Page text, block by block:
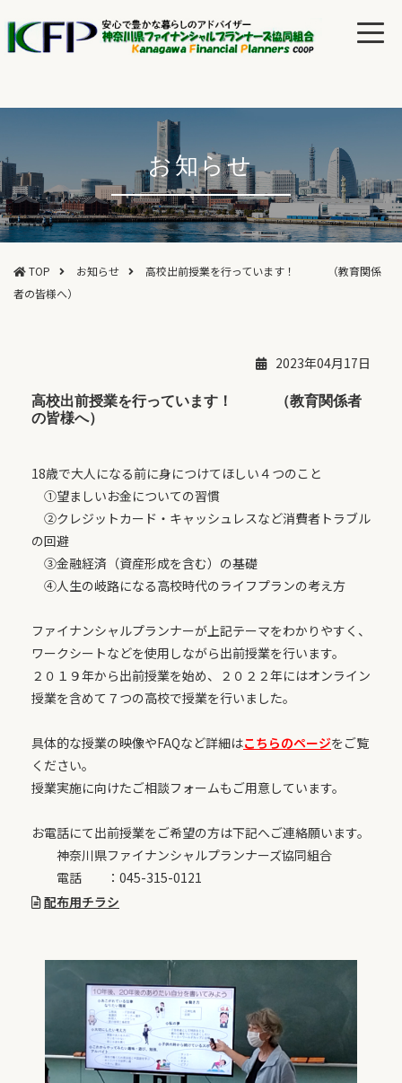
お知らせ
TOP お知らせ
高校出前授業を行っています！ （教育関係
者の皆様へ）
2023年04月17日
高校出前授業を行っています！ （教育関係者
の皆様へ）
18歳で大人になる前に身につけてほしい４つのこと
①望ましいお金についての習慣
②クレジットカード・キャッシュレスなど消費者トラブル
の回避
③金融経済（資産形成を含む）の基礎
④人生の岐路になる高校時代のライフプランの考え方
ファイナンシャルプランナーが上記テーマをわかりやすく、
ワークシートなどを使用しながら出前授業を行います。
２０１９年から出前授業を始め、２０２２年にはオンライン
授業を含めて７つの高校で授業を行いました。
具体的な授業の映像やFAQなど詳細はこちらのページをご覧
ください。
授業実施に向けたご相談フォームもご用意しています。
お電話にて出前授業をご希望の方は下記へご連絡願います。
神奈川県ファイナンシャルプランナーズ協同組合
電話 ：045-315-0121
配布用チラシ